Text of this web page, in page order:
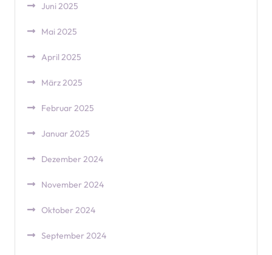
Juni 2025
Mai 2025
April 2025
März 2025
Februar 2025
Januar 2025
Dezember 2024
November 2024
Oktober 2024
September 2024